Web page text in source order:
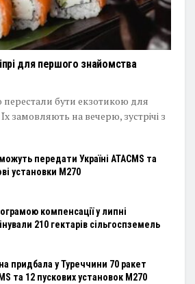
для першого знайомства
перестали бути екзотикою для
замовляють на вечерю, зустрічі з
передати Україні ATACMS та
установки M270
компенсації у липні
210 гектарів сільгоспземель
придбала у Туреччини 70 ракет
та 12 пускових установок M270